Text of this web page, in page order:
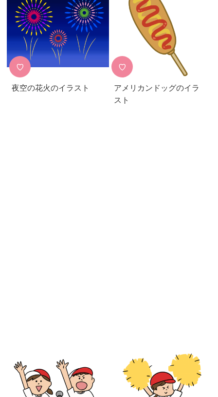
♡
夜空の花火のイラスト
♡
アメリカンドッグのイラ
スト